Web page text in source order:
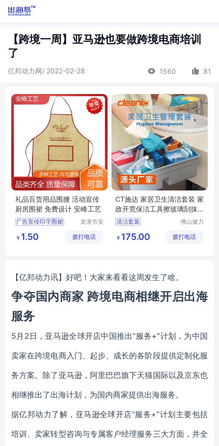
【跨境一周】亚马逊也要做跨境电商培训
了
亿邦动力网/ 2022-02-28 1560 81
礼品百货用品围腰 活动宣传
厨房围裙 免费设计 安峰工艺
广告宣传印字围裙
一次性涤纶火锅围裙
龙港市安
品厂（个
￥ 1.50 拨打电话
CT施达 家居卫生清洁套装 家
政开荒保洁工具擦玻璃刮抹
布刷子组合
清洁套装
开荒保洁工具
佛山健力
有限公司
￥ 175.00 拨打电话
【亿邦动力讯】好吧！大家来看看这周发生了啥。
争夺国内商家 跨境电商相继开启出海
服务
5月2日，亚马逊全球开店中国推出“服务+”计划，为中国
卖家在跨境电商入门、起步、成长的各阶段提供定制化服
务方案。除了亚马逊，阿里巴巴旗下天猫国际以及京东也
相继推出了出海计划，为国内商家提供出海服务。
据亿邦动力了解，亚马逊全球开店“服务+”计划主要包括
培训、卖家转型咨询与专属客户经理服务三大方面，并全